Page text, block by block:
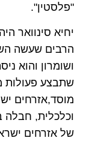
"פלסטין".
יחיא סינוואר
הרבים שעשה
ושומרון והוא
שתבצע פעולות
מוסד,אזרחים
וכלכלית, חבלה
של אזרחים